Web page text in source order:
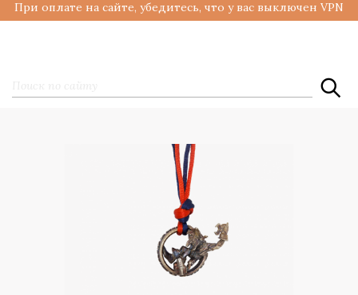
При оплате на сайте, убедитесь, что у вас выключен VPN